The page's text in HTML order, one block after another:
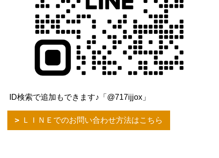
ID検索で追加もできます♪「@717ijjox」
ＬＩＮＥでのお問い合わせ方法はこちら